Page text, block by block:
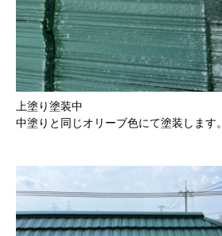
上塗り塗装中
中塗りと同じオリーブ色にて塗装します。